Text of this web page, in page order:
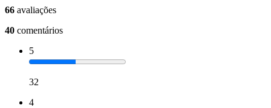
66 avaliações
40 comentários
5
32
4